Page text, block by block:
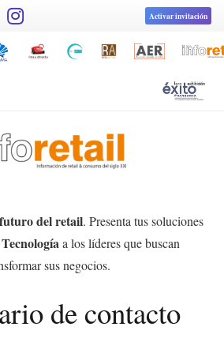
Activar invitación
del retail. Presenta tus soluciones
a los líderes que buscan
sus negocios.
de contacto